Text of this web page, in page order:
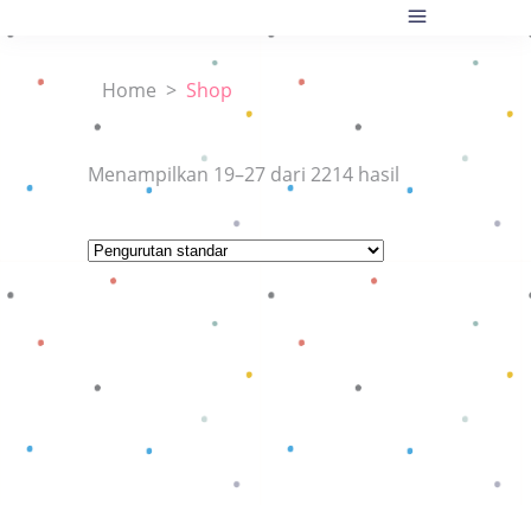
Home > Shop
Menampilkan 19–27 dari 2214 hasil
Baca selengkapnya